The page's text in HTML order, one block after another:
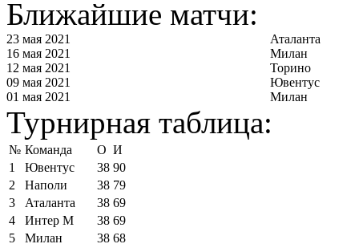
Ближайшие матчи:
23 мая 2021
Аталанта
16 мая 2021
Милан
12 мая 2021
Торино
09 мая 2021
Ювентус
01 мая 2021
Милан
Турнирная таблица:
№ Команда О И
1
Ювентус 38 90
2
Наполи 38 79
3
Аталанта 38 69
4
Интер М 38 69
5
Милан 38 68